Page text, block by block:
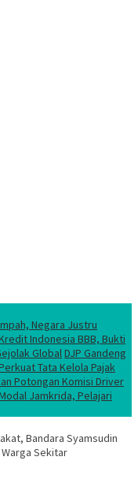
Negara Justru
Indonesia BBB, Bukti
GlobalDJP Gandeng
Tata Kelola Pajak
Potongan Komisi Driver
Jamkrida, Pelajari
Bandara Syamsudin
Sekitar